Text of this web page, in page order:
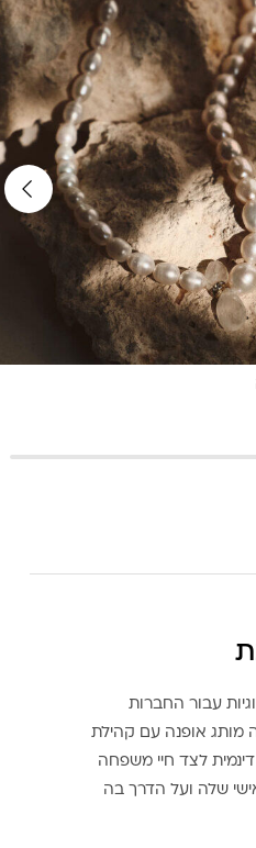
עבור החברות
מותג אופנה עם קהילת
לצד חיי משפחה
שלה ועל הדרך בה